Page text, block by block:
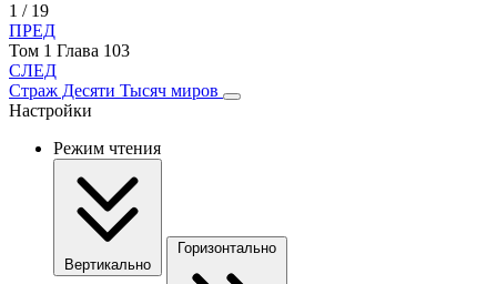
1 / 19
ПРЕД
Том 1 Глава 103
СЛЕД
Страж Десяти Тысяч миров
Настройки
Режим чтения
Вертикально
Горизонтально